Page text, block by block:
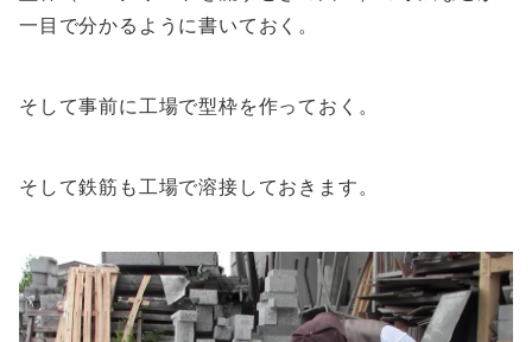
一目で分かるように書いておく。
そして事前に工場で型枠を作っておく。
そして鉄筋も工場で溶接しておきます。